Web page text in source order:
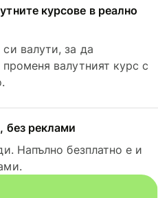
курсове в реално
валути, за да
валутният курс с
без реклами
Напълно безплатно е и